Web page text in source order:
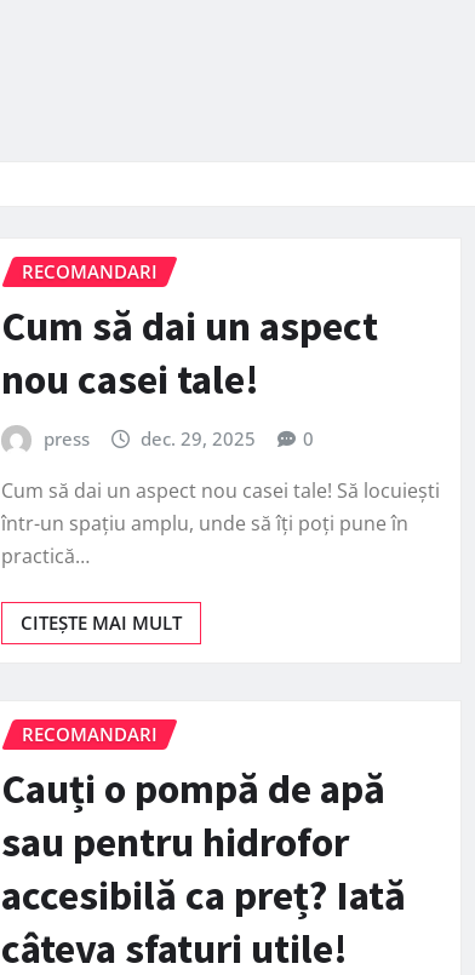
RECOMANDARI
Cum să dai un aspect
nou casei tale!
press dec. 29, 2025 0
Cum să dai un aspect nou casei tale! Să locuiești
într-un spațiu amplu, unde să îți poți pune în
practică…
CITEȘTE MAI MULT
RECOMANDARI
Cauți o pompă de apă
sau pentru hidrofor
accesibilă ca preț? Iată
câteva sfaturi utile!